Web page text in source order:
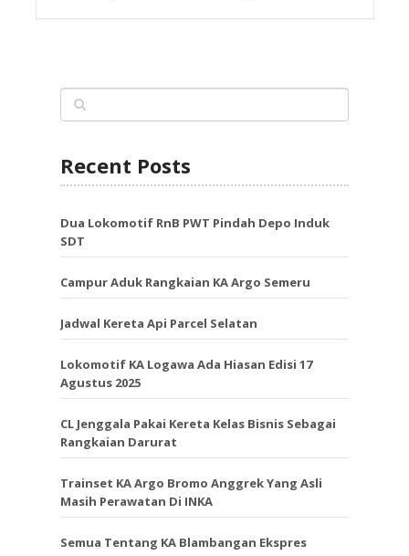
Recent Posts
Dua Lokomotif RnB PWT Pindah Depo Induk
SDT
Campur Aduk Rangkaian KA Argo Semeru
Jadwal Kereta Api Parcel Selatan
Lokomotif KA Logawa Ada Hiasan Edisi 17
Agustus 2025
CL Jenggala Pakai Kereta Kelas Bisnis Sebagai
Rangkaian Darurat
Trainset KA Argo Bromo Anggrek Yang Asli
Masih Perawatan Di INKA
Semua Tentang KA Blambangan Ekspres